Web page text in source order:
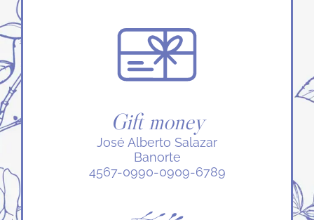
Gift money
José Alberto Salazar
Banorte
4567-0990-0909-6789